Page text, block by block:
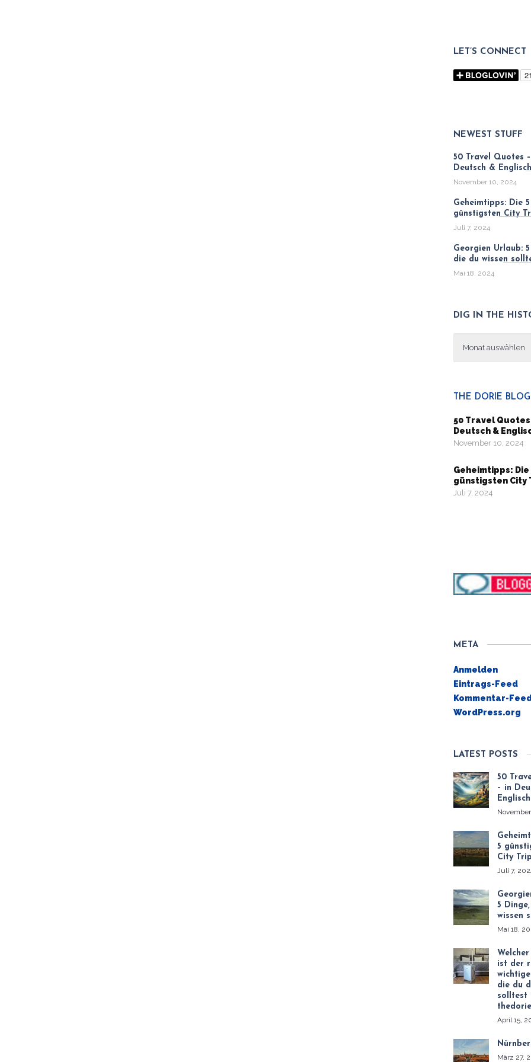
LET’S CONNECT
NEWEST STUFF
50 Travel Quotes
Deutsch & Englisch
November 10, 2024
Geheimtipps: Die 5
günstigsten City
Juli 7, 2024
Georgien Urlaub:
die du wissen
Mai 18, 2024
DIG IN THE
THE DORIE BLOG
50 Travel Quotes
Deutsch &
November 10, 2024
Geheimtipps: Die
günstigsten City
Juli 7, 2024
META
Anmelden
Eintrags-Feed
Kommentar-
WordPress.org
LATEST POSTS
50
– in
Englisch
5
City
Juli 7,
5
wissen
Mai 18,
ist der
die du
solltest
thedorie
April 15,
März 27,